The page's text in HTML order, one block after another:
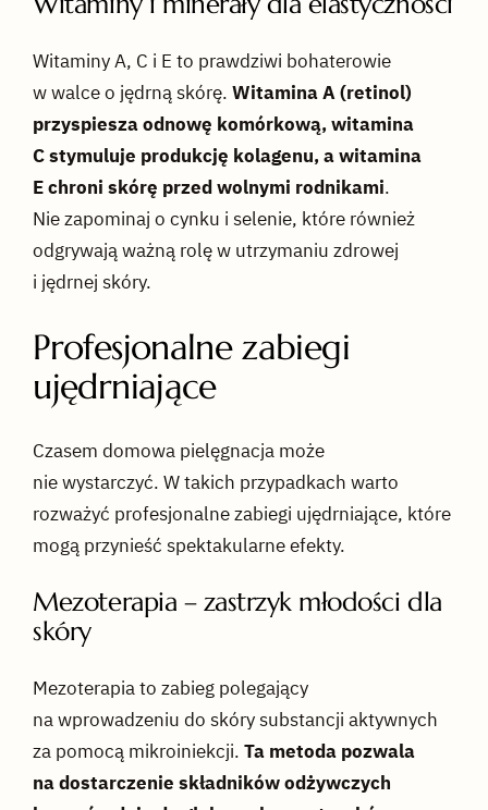
Witaminy A, C i E to prawdziwi bohaterowie
w walce o jędrną skórę.Witamina A (retinol)
przyspiesza odnowę komórkową, witamina
C stymuluje produkcję kolagenu, a witamina
E chroni skórę przed wolnymi rodnikami.
Nie zapominaj o cynku i selenie, które również
odgrywają ważną rolę w utrzymaniu zdrowej
i jędrnej skóry.
Profesjonalne zabiegi
ujędrniające
Czasem domowa pielęgnacja może
nie wystarczyć. W takich przypadkach warto
rozważyć profesjonalne zabiegi ujędrniające, które
mogą przynieść spektakularne efekty.
Mezoterapia – zastrzyk młodości dla
skóry
Mezoterapia to zabieg polegający
na wprowadzeniu do skóry substancji aktywnych
za pomocą mikroiniekcji.Ta metoda pozwala
na dostarczenie składników odżywczych